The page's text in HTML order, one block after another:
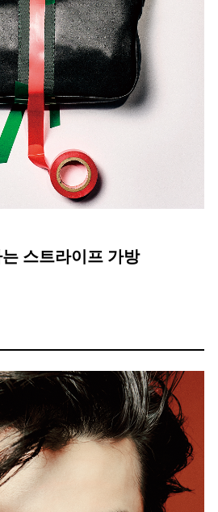
스트라이프 가방